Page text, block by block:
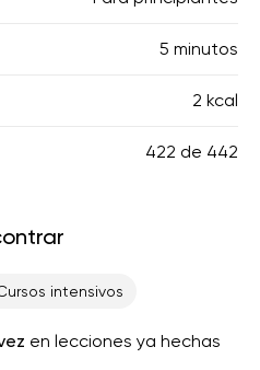
5 minutos
2 kcal
422 de 442
intensivos
en lecciones ya hechas